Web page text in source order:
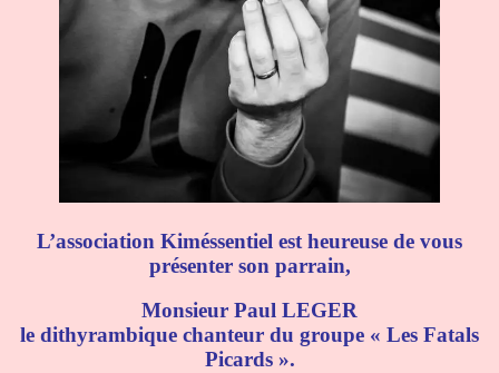
L’association Kiméssentiel est heureuse de vous
présenter son parrain,
Monsieur Paul LEGER
le dithyrambique chanteur du groupe « Les Fatals
Picards ».